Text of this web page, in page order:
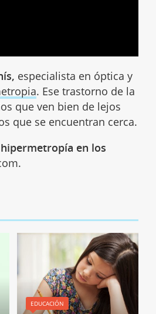
especialista en óptica y
. Ese trastorno de la
que ven bien de lejos
que se encuentran cerca.
hipermetropía en los
EDUCACIÓN